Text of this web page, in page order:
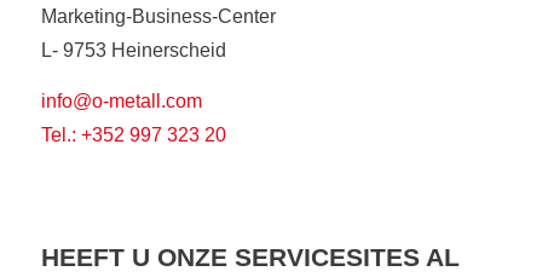
Marketing-Business-Center
L- 9753 Heinerscheid
info@o-metall.com
Tel.: +352 997 323 20
HEEFT U ONZE SERVICESITES AL